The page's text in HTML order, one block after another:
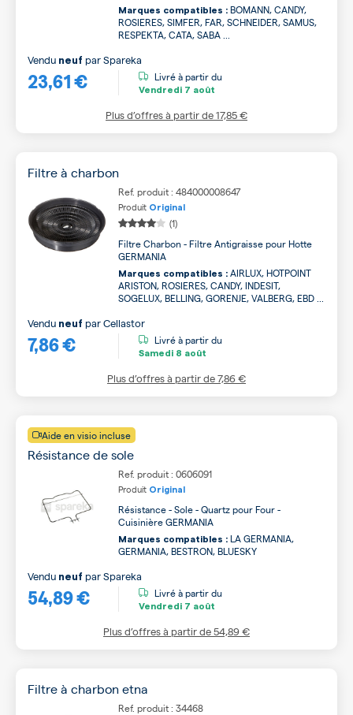
Marques compatibles : BOMANN, CANDY,
ROSIERES, SIMFER, FAR, SCHNEIDER, SAMUS,
RESPEKTA, CATA, SABA ...
23,61 €
Vendu neuf parSpareka
Livré à partir du
Vendredi 7 août
Plus d’offres à partir de17,85 €
Filtre à charbon
Ref. produit : 484000008647
Produit Original
(1)
Filtre Charbon - Filtre Antigraisse pour Hotte
GERMANIA
Marques compatibles : AIRLUX, HOTPOINT
ARISTON, ROSIERES, CANDY, INDESIT,
SOGELUX, BELLING, GORENJE, VALBERG, EBD ...
7,86 €
Vendu neuf parCellastor
Livré à partir du
Samedi 8 août
Plus d’offres à partir de7,86 €
Aide en visio incluse
Résistance de sole
Ref. produit : 0606091
Produit Original
Résistance - Sole - Quartz pour Four -
Cuisinière GERMANIA
Marques compatibles : LA GERMANIA,
GERMANIA, BESTRON, BLUESKY
54,89 €
Vendu neuf parSpareka
Livré à partir du
Vendredi 7 août
Plus d’offres à partir de54,89 €
Filtre à charbon etna
Ref. produit : 34468